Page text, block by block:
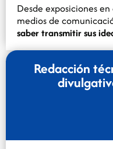
Desde exposiciones
medios de
saber transmitir sus
Redacción